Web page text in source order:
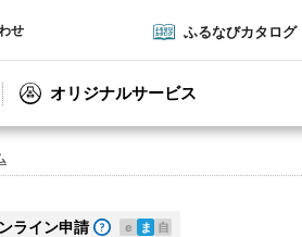
せ ふるなびカタログ
オリジナルサービス
ライン申請 e ま 自